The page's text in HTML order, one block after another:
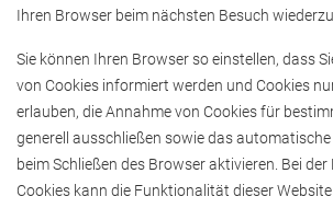
Ihren Browser beim nächsten Besuch
Sie können Ihren Browser so einstellen, dass
von Cookies informiert werden und Cookies
erlauben, die Annahme von Cookies für
generell ausschließen sowie das
beim Schließen des Browser aktivieren. Bei
Cookies kann die Funktionalität dieser